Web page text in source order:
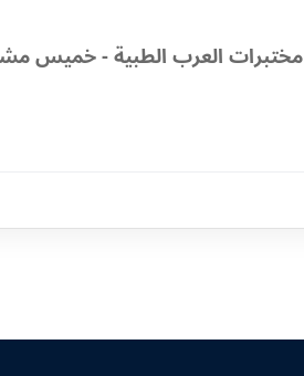
مختبرات العرب الطبية - خميس